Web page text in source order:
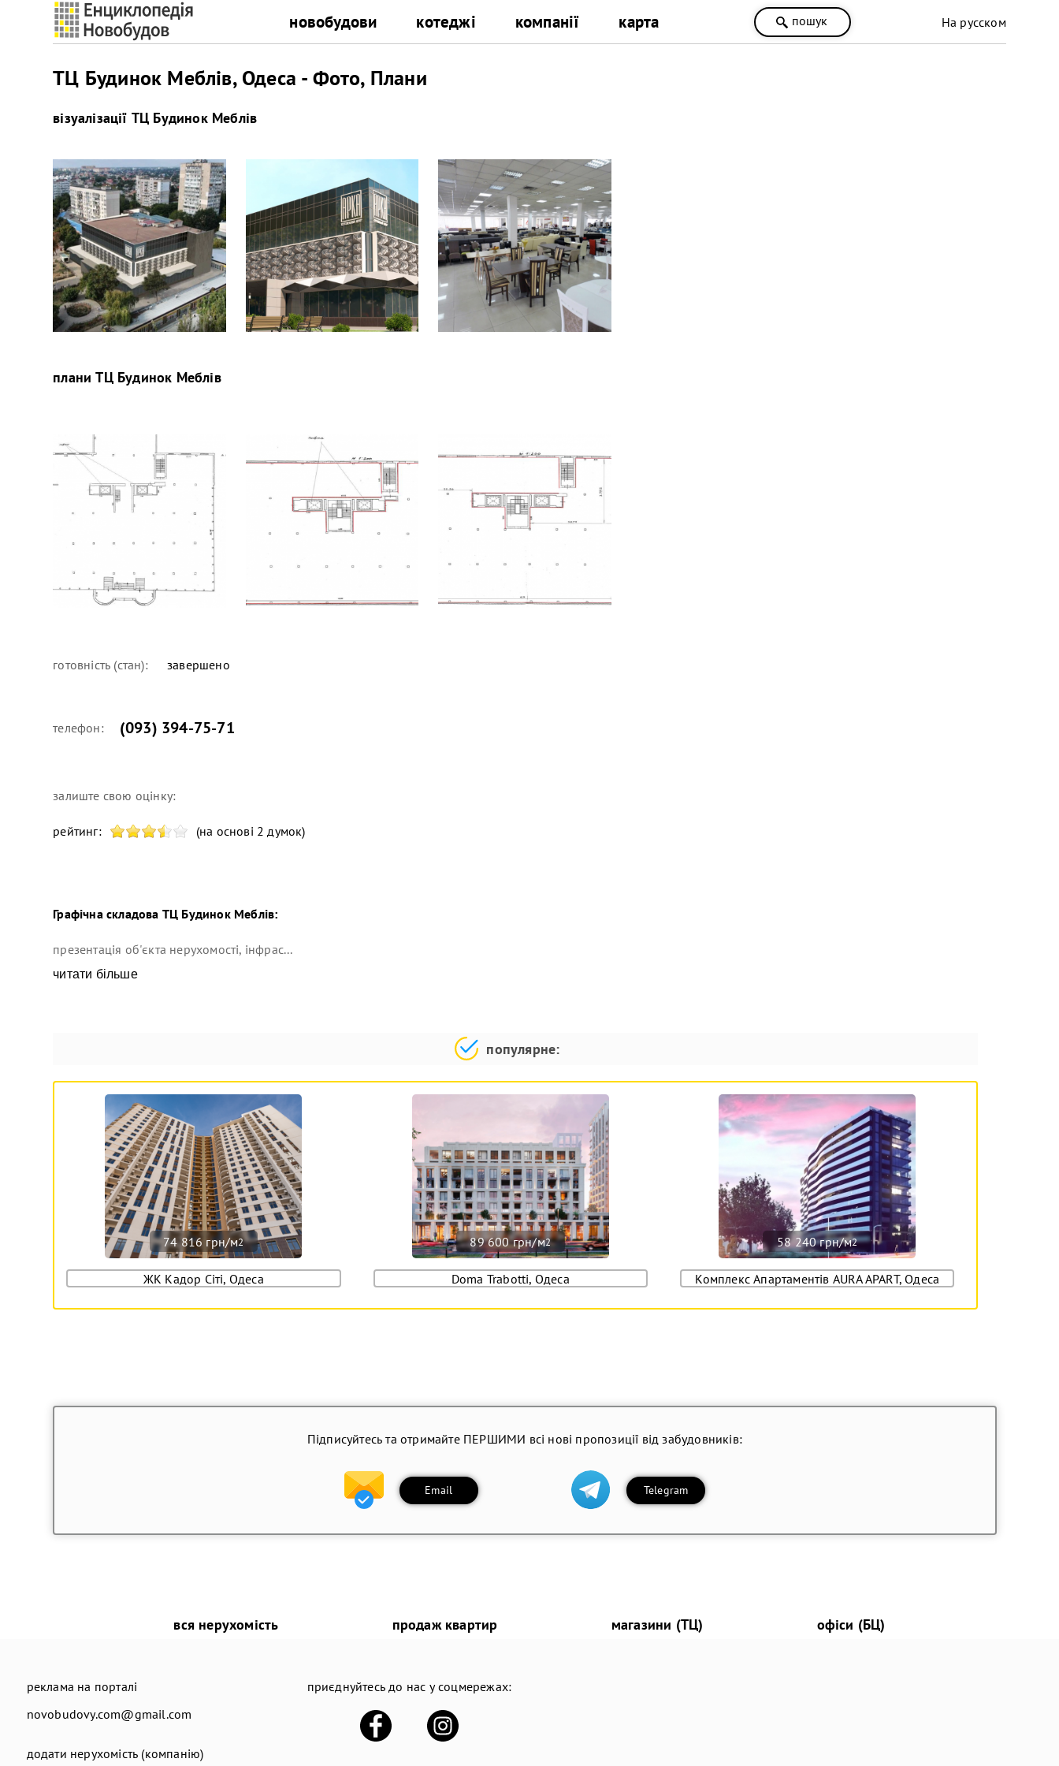
новобудови котеджі компанії карта пошук На русском
ТЦ Будинок Меблів, Одеса - Фото, Плани
візуалізації ТЦ Будинок Меблів
планиТЦ Будинок Меблів
готовність (стан): завершено
телефон: (093) 394-75-71
залиште свою оцінку:
рейтинг: (на основі 2 думок)
Графічна складова ТЦ Будинок Меблів:
презентація об'єкта нерухомості, інфрас...
читати більше
популярне:
74 816 грн/м2
ЖК Кадор Сіті, Одеса
89 600 грн/м2
Doma Trabotti, Одеса
58 240 грн/м2
Комплекс Апартаментів AURA APART, Одеса
Підписуйтесь та отримайте ПЕРШИМИ всі нові пропозиції від забудовників:
Email Telegram
вся нерухомість продаж квартир магазини (ТЦ) офіси (БЦ)
реклама на порталі
novobudovy.com@gmail.com
додати нерухомість (компанію)
приєднуйтесь до нас у соцмережах: